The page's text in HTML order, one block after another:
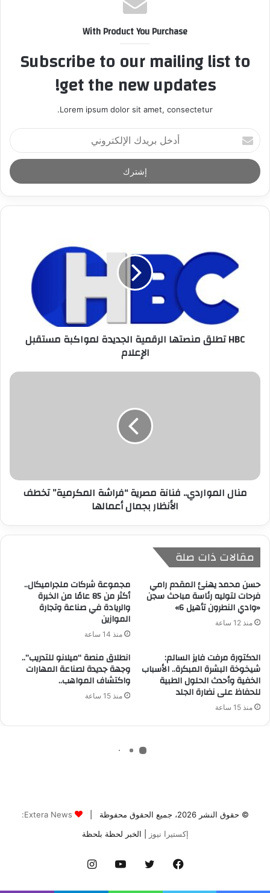
© حقوق النشر 2026، جميع الحقوق محفوظة |
Extera News:
إكستيرا نيوز
| الخبر لحظة بلحظة
فيسبوك تويتر يوتيوب